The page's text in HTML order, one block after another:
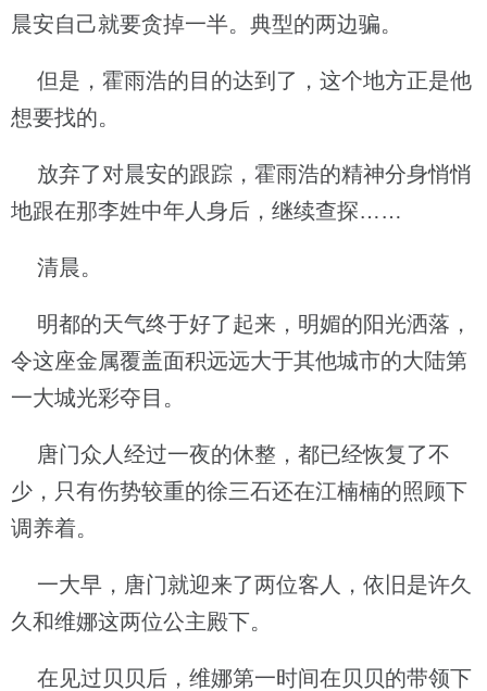
晨安自己就要贪掉一半。典型的两边骗。
但是，霍雨浩的目的达到了，这个地方正是他
想要找的。
放弃了对晨安的跟踪，霍雨浩的精神分身悄悄
地跟在那李姓中年人身后，继续查探……
清晨。
明都的天气终于好了起来，明媚的阳光洒落，
令这座金属覆盖面积远远大于其他城市的大陆第
一大城光彩夺目。
唐门众人经过一夜的休整，都已经恢复了不
少，只有伤势较重的徐三石还在江楠楠的照顾下
调养着。
一大早，唐门就迎来了两位客人，依旧是许久
久和维娜这两位公主殿下。
在见过贝贝后，维娜第一时间在贝贝的带领下